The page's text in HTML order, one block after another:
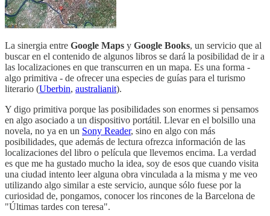
La sinergia entre Google Maps y Google Books, un servicio que al
buscar en el contenido de algunos libros se dará la posibilidad de ir a
las localizaciones en que transcurren en un mapa. Es una forma -
algo primitiva - de ofrecer una especies de guías para el turismo
literario (Uberbin, australianit).
Y digo primitiva porque las posibilidades son enormes si pensamos
en algo asociado a un dispositivo portátil. Llevar en el bolsillo una
novela, no ya en un Sony Reader, sino en algo con más
posibilidades, que además de lectura ofrezca información de las
localizaciones del libro o película que llevemos encima. La verdad
es que me ha gustado mucho la idea, soy de esos que cuando visita
una ciudad intento leer alguna obra vinculada a la misma y me veo
utilizando algo similar a este servicio, aunque sólo fuese por la
curiosidad de, pongamos, conocer los rincones de la Barcelona de
"Últimas tardes con teresa".